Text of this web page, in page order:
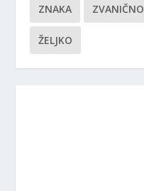
ZNAKA ZVANIČNO
ŽELJKO